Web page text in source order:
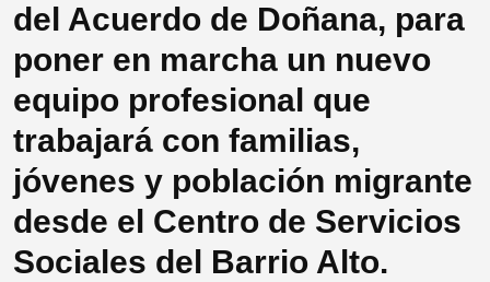
del Acuerdo de Doñana, para
poner en marcha un nuevo
equipo profesional que
trabajará con familias,
jóvenes y población migrante
desde el Centro de Servicios
Sociales del Barrio Alto.